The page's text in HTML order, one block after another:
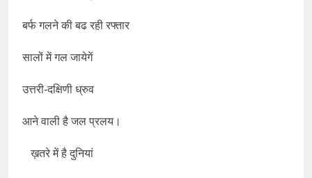
बर्फ गलने की बढ रही रफ्तार
सालों में गल जायेगें
उत्तरी-दक्षिणी ध्रुव
आने वाली है जल प्रलय।
ख़तरे में है दुनियां